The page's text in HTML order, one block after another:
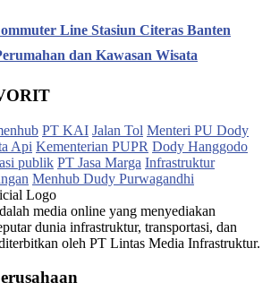
Line Stasiun Citeras Banten
dan Kawasan Wisata
PT KAI Jalan Tol Menteri PU Dody
Api Kementerian PUPR Dody Hanggodo
publik PT Jasa Marga Infrastruktur
Menhub Dudy Purwagandhi
media online yang menyediakan
dunia infrastruktur, transportasi, dan
oleh PT Lintas Media Infrastruktur.